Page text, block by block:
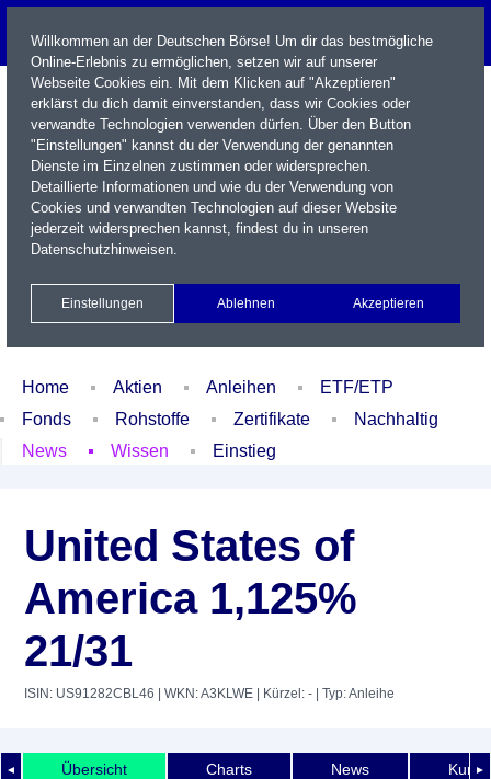
Name / WKN / ISIN / Kürzel
Xetra Realtime
Watchlist Portfolio Login
Home Aktien Anleihen
ETF/ETP
Fonds
Rohstoffe Zertifikate
Nachhaltig
News
Wissen Einstieg
United States of
America 1,125%
21/31
ISIN: US91282CBL46 | WKN: A3KLWE | Kürzel: - | Typ: Anleihe
◄ ►
Übersicht Charts News
Willkommen an der Deutschen Börse! Um dir das bestmögliche
Online-Erlebnis zu ermöglichen, setzen wir auf unserer
Webseite Cookies ein. Mit dem Klicken auf "Akzeptieren"
erklärst du dich damit einverstanden, dass wir Cookies oder
verwandte Technologien verwenden dürfen. Über den Button
"Einstellungen" kannst du der Verwendung der genannten
Dienste im Einzelnen zustimmen oder widersprechen.
Detaillierte Informationen und wie du der Verwendung von
Cookies und verwandten Technologien auf dieser Website
jederzeit widersprechen kannst, findest du in unseren
Datenschutzhinweisen.
Einstellungen Ablehnen Akzeptieren